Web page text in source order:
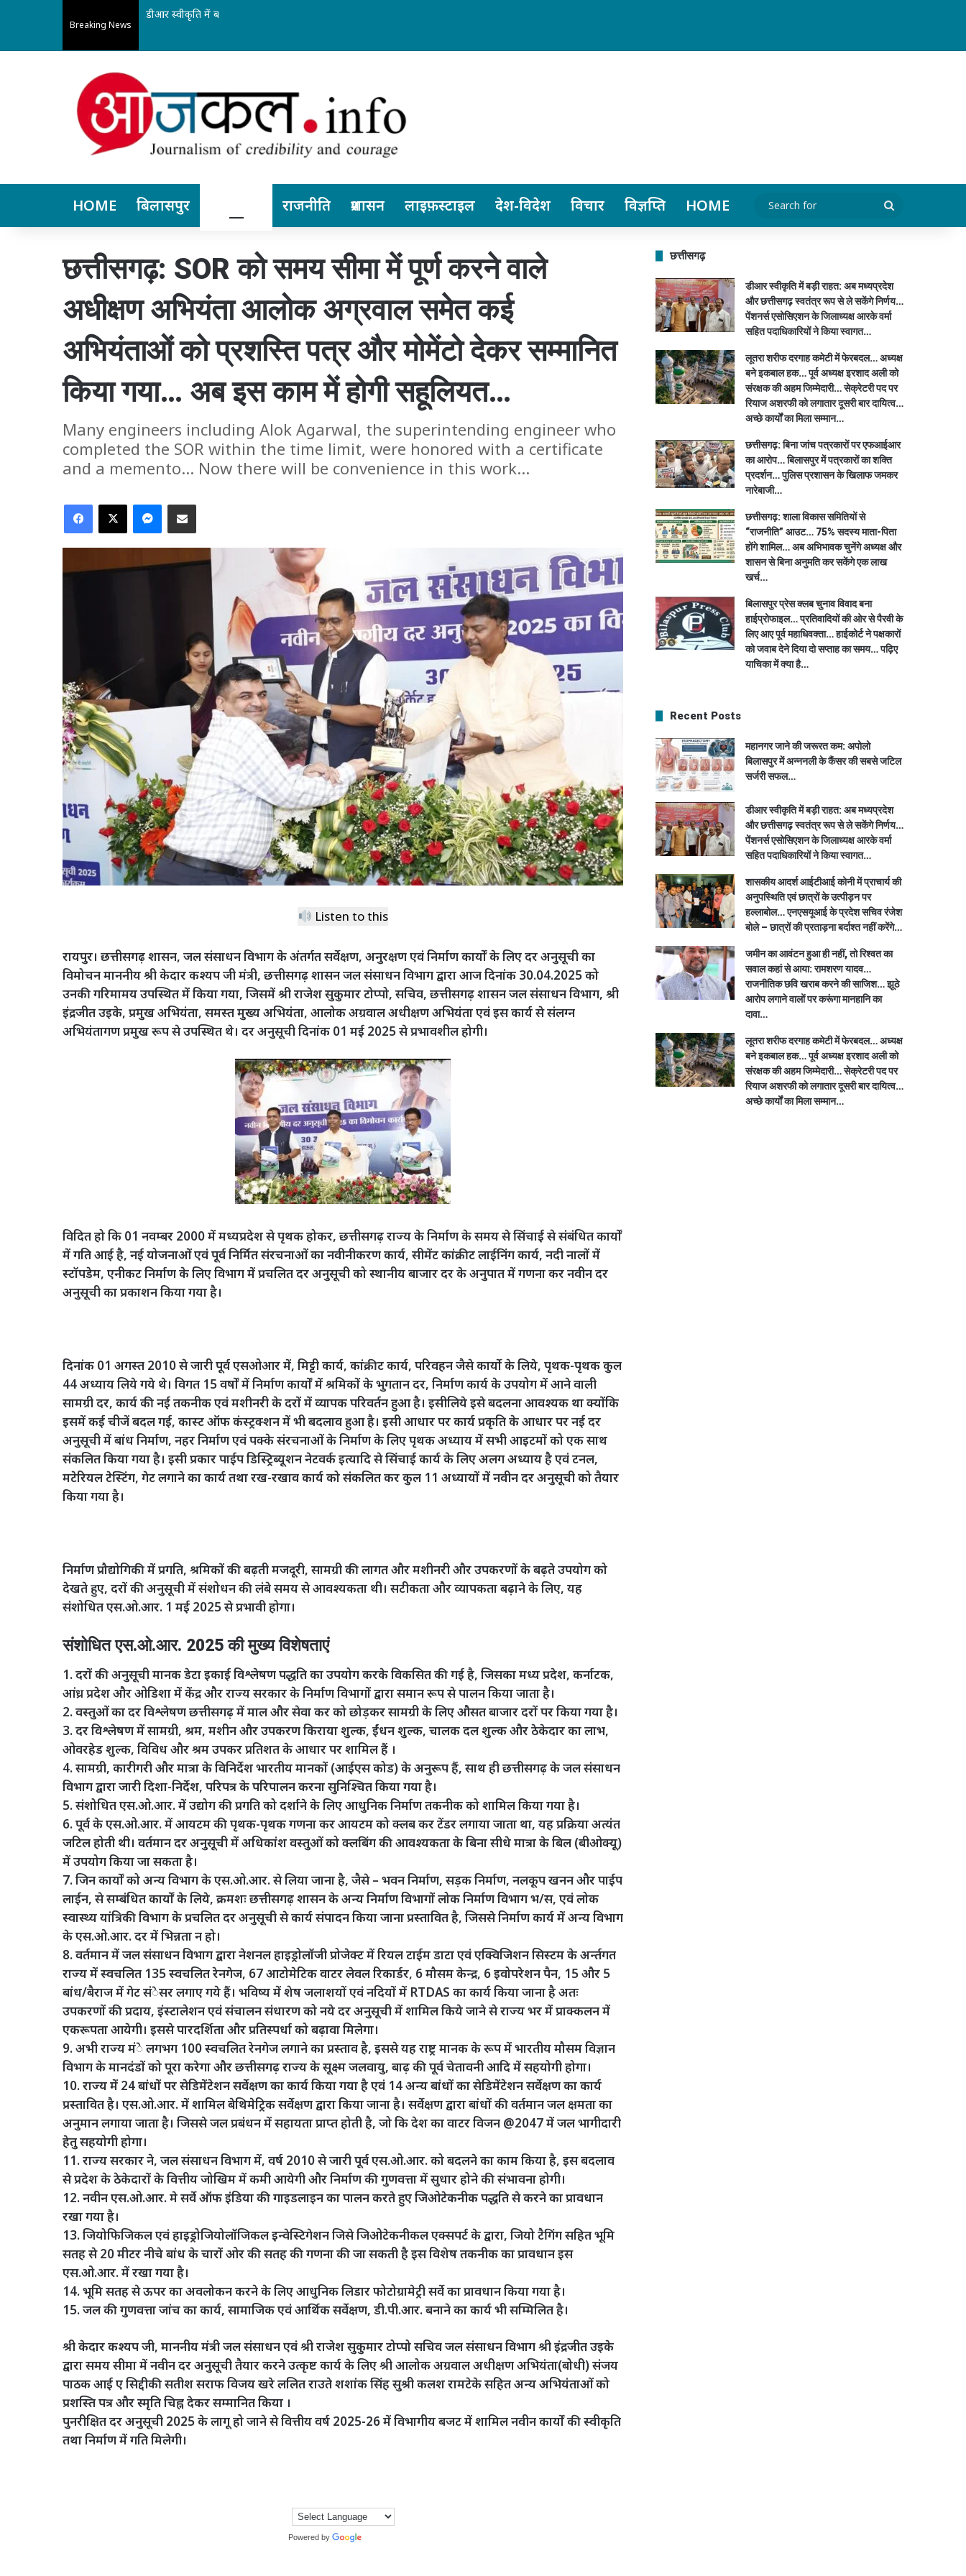
Breaking News
डीआर स्वीकृति में बड़ी राहत: अब मध्यप्रदेश और छत्तीसगढ़ स्वतंत्र रूप से ले सकेंगे निर्णय… पेंशनर्स एसोसिएशन के जिलाध्यक्ष आरके वर्मा सहित पदाधिकारियों ने किया स्वागत…
HOME बिलासपुर राजनीति प्रशासन लाइफ़स्टाइल देश-विदेश विचार विज्ञप्ति HOME
for
छत्तीसगढ़: SOR को समय सीमा में पूर्ण करने वाले
अधीक्षण अभियंता आलोक अग्रवाल समेत कई
अभियंताओं को प्रशस्ति पत्र और मोमेंटो देकर सम्मानित
किया गया… अब इस काम में होगी सहूलियत…
Many engineers including Alok Agarwal, the superintending engineer who
completed the SOR within the time limit, were honored with a certificate
and a memento... Now there will be convenience in this work...
Facebook
X MessengerShare via Email
Listen to this
रायपुर। छत्तीसगढ़ शासन, जल संसाधन विभाग के अंतर्गत सर्वेक्षण, अनुरक्षण एवं निर्माण कार्यों के लिए दर अनुसूची का
विमोचन माननीय श्री केदार कश्यप जी मंत्री, छत्तीसगढ़ शासन जल संसाधन विभाग द्वारा आज दिनांक 30.04.2025 को
उनकी गरिमामय उपस्थित में किया गया, जिसमें श्री राजेश सुकुमार टोप्पो, सचिव, छत्तीसगढ़ शासन जल संसाधन विभाग, श्री
इंद्रजीत उइके, प्रमुख अभियंता, समस्त मुख्य अभियंता, आलोक अग्रवाल अधीक्षण अभियंता एवं इस कार्य से संलग्न
अभियंतागण प्रमुख रूप से उपस्थित थे। दर अनुसूची दिनांक 01 मई 2025 से प्रभावशील होगी।
विदित हो कि 01 नवम्बर 2000 में मध्यप्रदेश से पृथक होकर, छत्तीसगढ़ राज्य के निर्माण के समय से सिंचाई से संबंधित कार्यों
में गति आई है, नई योजनाओं एवं पूर्व निर्मित संरचनाओं का नवीनीकरण कार्य, सीमेंट कांक्रीट लाईनिंग कार्य, नदी नालों में
स्टॉपडेम, एनीकट निर्माण के लिए विभाग में प्रचलित दर अनुसूची को स्थानीय बाजार दर के अनुपात में गणना कर नवीन दर
अनुसूची का प्रकाशन किया गया है।
दिनांक 01 अगस्त 2010 से जारी पूर्व एसओआर में, मिट्टी कार्य, कांक्रीट कार्य, परिवहन जैसे कार्याे के लिये, पृथक-पृथक कुल
44 अध्याय लिये गये थे। विगत 15 वर्षों में निर्माण कार्यों में श्रमिकों के भुगतान दर, निर्माण कार्य के उपयोग में आने वाली
सामग्री दर, कार्य की नई तकनीक एवं मशीनरी के दरों में व्यापक परिवर्तन हुआ है। इसीलिये इसे बदलना आवश्यक था क्योंकि
इसमें कई चीजें बदल गई, कास्ट ऑफ कंस्ट्रक्शन में भी बदलाव हुआ है। इसी आधार पर कार्य प्रकृति के आधार पर नई दर
अनुसूची में बांध निर्माण, नहर निर्माण एवं पक्के संरचनाओं के निर्माण के लिए पृथक अध्याय में सभी आइटमों को एक साथ
संकलित किया गया है। इसी प्रकार पाईप डिस्ट्रिब्यूशन नेटवर्क इत्यादि से सिंचाई कार्य के लिए अलग अध्याय है एवं टनल,
मटेरियल टेस्टिंग, गेट लगाने का कार्य तथा रख-रखाव कार्य को संकलित कर कुल 11 अध्यायों में नवीन दर अनुसूची को तैयार
किया गया है।
निर्माण प्रौद्योगिकी में प्रगति, श्रमिकों की बढ़ती मजदूरी, सामग्री की लागत और मशीनरी और उपकरणों के बढ़ते उपयोग को
देखते हुए, दरों की अनुसूची में संशोधन की लंबे समय से आवश्यकता थी। सटीकता और व्यापकता बढ़ाने के लिए, यह
संशोधित एस.ओ.आर. 1 मई 2025 से प्रभावी होगा।
संशोधित एस.ओ.आर. 2025 की मुख्य विशेषताएं
1. दरों की अनुसूची मानक डेटा इकाई विश्लेषण पद्धति का उपयोग करके विकसित की गई है, जिसका मध्य प्रदेश, कर्नाटक,
आंध्र प्रदेश और ओडिशा में केंद्र और राज्य सरकार के निर्माण विभागों द्वारा समान रूप से पालन किया जाता है।
2. वस्तुओं का दर विश्लेषण छत्तीसगढ़ में माल और सेवा कर को छोड़कर सामग्री के लिए औसत बाजार दरों पर किया गया है।
3. दर विश्लेषण में सामग्री, श्रम, मशीन और उपकरण किराया शुल्क, ईंधन शुल्क, चालक दल शुल्क और ठेकेदार का लाभ,
ओवरहेड शुल्क, विविध और श्रम उपकर प्रतिशत के आधार पर शामिल हैं ।
4. सामग्री, कारीगरी और मात्रा के विनिर्देश भारतीय मानकों (आईएस कोड) के अनुरूप हैं, साथ ही छत्तीसगढ़ के जल संसाधन
विभाग द्वारा जारी दिशा-निर्देश, परिपत्र के परिपालन करना सुनिश्चित किया गया है।
5. संशोधित एस.ओ.आर. में उद्योग की प्रगति को दर्शाने के लिए आधुनिक निर्माण तकनीक को शामिल किया गया है।
6. पूर्व के एस.ओ.आर. में आयटम की पृथक-पृथक गणना कर आयटम को क्लब कर टेंडर लगाया जाता था, यह प्रक्रिया अत्यंत
जटिल होती थी। वर्तमान दर अनुसूची में अधिकांश वस्तुओं को क्लबिंग की आवश्यकता के बिना सीधे मात्रा के बिल (बीओक्यू)
में उपयोग किया जा सकता है।
7. जिन कार्यों को अन्य विभाग के एस.ओ.आर. से लिया जाना है, जैसे – भवन निर्माण, सड़क निर्माण, नलकूप खनन और पाईप
लाईन, से सम्बंधित कार्याें के लिये, क्रमशः छत्तीसगढ़ शासन के अन्य निर्माण विभागों लोक निर्माण विभाग भ/स, एवं लोक
स्वास्थ्य यांत्रिकी विभाग के प्रचलित दर अनुसूची से कार्य संपादन किया जाना प्रस्तावित है, जिससे निर्माण कार्य में अन्य विभाग
के एस.ओ.आर. दर में भिन्नता न हो।
8. वर्तमान में जल संसाधन विभाग द्वारा नेशनल हाइड्रोलॉजी प्रोजेक्ट में रियल टाईम डाटा एवं एक्विजिशन सिस्टम के अर्न्तगत
राज्य में स्वचलित 135 स्वचलित रेनगेज, 67 आटोमेटिक वाटर लेवल रिकार्डर, 6 मौसम केन्द्र, 6 इवोपरेशन पैन, 15 और 5
बांध/बैराज में गेट संेसर लगाए गये हैं। भविष्य में शेष जलाशयों एवं नदियों में RTDAS का कार्य किया जाना है अतः
उपकरणों की प्रदाय, इंस्टालेशन एवं संचालन संधारण को नये दर अनुसूची में शामिल किये जाने से राज्य भर में प्राक्कलन में
एकरूपता आयेगी। इससे पारदर्शिता और प्रतिस्पर्धा को बढ़ावा मिलेगा।
9. अभी राज्य मंे लगभग 100 स्वचलित रेनगेज लगाने का प्रस्ताव है, इससे यह राष्ट्र मानक के रूप में भारतीय मौसम विज्ञान
विभाग के मानदंडों को पूरा करेगा और छत्तीसगढ़ राज्य के सूक्ष्म जलवायु, बाढ़ की पूर्व चेतावनी आदि में सहयोगी होगा।
10. राज्य में 24 बांधों पर सेडिमेंटेशन सर्वेक्षण का कार्य किया गया है एवं 14 अन्य बांधों का सेडिमेंटेशन सर्वेक्षण का कार्य
प्रस्तावित है। एस.ओ.आर. में शामिल बेथिमेट्रिक सर्वेक्षण द्वारा किया जाना है। सर्वेक्षण द्वारा बांधों की वर्तमान जल क्षमता का
अनुमान लगाया जाता है। जिससे जल प्रबंधन में सहायता प्राप्त होती है, जो कि देश का वाटर विजन @2047 में जल भागीदारी
हेतु सहयोगी होगा।
11. राज्य सरकार ने, जल संसाधन विभाग में, वर्ष 2010 से जारी पूर्व एस.ओ.आर. को बदलने का काम किया है, इस बदलाव
से प्रदेश के ठेकेदारों के वित्तीय जोखिम में कमी आयेगी और निर्माण की गुणवत्ता में सुधार होने की संभावना होगी।
12. नवीन एस.ओ.आर. मे सर्वे ऑफ इंडिया की गाइडलाइन का पालन करते हुए जिओटेकनीक पद्धति से करने का प्रावधान
रखा गया है।
13. जियोफिजिकल एवं हाइड्रोजियोलॉजिकल इन्वेस्टिगेशन जिसे जिओटेकनीकल एक्सपर्ट के द्वारा, जियो टैगिंग सहित भूमि
सतह से 20 मीटर नीचे बांध के चारों ओर की सतह की गणना की जा सकती है इस विशेष तकनीक का प्रावधान इस
एस.ओ.आर. में रखा गया है।
14. भूमि सतह से ऊपर का अवलोकन करने के लिए आधुनिक लिडार फोटोग्रामेट्री सर्वे का प्रावधान किया गया है।
15. जल की गुणवत्ता जांच का कार्य, सामाजिक एवं आर्थिक सर्वेक्षण, डी.पी.आर. बनाने का कार्य भी सम्मिलित है।
श्री केदार कश्यप जी, माननीय मंत्री जल संसाधन एवं श्री राजेश सुकुमार टोप्पो सचिव जल संसाधन विभाग श्री इंद्रजीत उइके
द्वारा समय सीमा में नवीन दर अनुसूची तैयार करने उत्कृष्ट कार्य के लिए श्री आलोक अग्रवाल अधीक्षण अभियंता(बोधी) संजय
पाठक आई ए सिद्दीकी सतीश सराफ विजय खरे ललित राउते शशांक सिंह सुश्री कलश रामटेके सहित अन्य अभियंताओं को
प्रशस्ति पत्र और स्मृति चिह्न देकर सम्मानित किया ।
पुनरीक्षित दर अनुसूची 2025 के लागू हो जाने से वित्तीय वर्ष 2025-26 में विभागीय बजट में शामिल नवीन कार्यों की स्वीकृति
तथा निर्माण में गति मिलेगी।
Powered by
छत्तीसगढ़
डीआर स्वीकृति में बड़ी राहत: अब मध्यप्रदेश
और छत्तीसगढ़ स्वतंत्र रूप से ले सकेंगे निर्णय…
पेंशनर्स एसोसिएशन के जिलाध्यक्ष आरके वर्मा
सहित पदाधिकारियों ने किया स्वागत…
लूतरा शरीफ दरगाह कमेटी में फेरबदल… अध्यक्ष
बने इकबाल हक… पूर्व अध्यक्ष इरशाद अली को
संरक्षक की अहम जिम्मेदारी… सेक्रेटरी पद पर
रियाज अशरफी को लगातार दूसरी बार दायित्व…
अच्छे कार्यों का मिला सम्मान…
छत्तीसगढ़: बिना जांच पत्रकारों पर एफआईआर
का आरोप… बिलासपुर में पत्रकारों का शक्ति
प्रदर्शन… पुलिस प्रशासन के खिलाफ जमकर
नारेबाजी…
छत्तीसगढ़: शाला विकास समितियों से
“राजनीति” आउट… 75% सदस्य माता-पिता
होंगे शामिल… अब अभिभावक चुनेंगे अध्यक्ष और
शासन से बिना अनुमति कर सकेंगे एक लाख
खर्च…
बिलासपुर प्रेस क्लब चुनाव विवाद बना
हाईप्रोफाइल… प्रतिवादियों की ओर से पैरवी के
लिए आए पूर्व महाधिवक्ता… हाईकोर्ट ने पक्षकारों
को जवाब देने दिया दो सप्ताह का समय… पढ़िए
याचिका में क्या है…
Recent Posts
महानगर जाने की जरूरत कम: अपोलो
बिलासपुर में अन्ननली के कैंसर की सबसे जटिल
सर्जरी सफल…
डीआर स्वीकृति में बड़ी राहत: अब मध्यप्रदेश
और छत्तीसगढ़ स्वतंत्र रूप से ले सकेंगे निर्णय…
पेंशनर्स एसोसिएशन के जिलाध्यक्ष आरके वर्मा
सहित पदाधिकारियों ने किया स्वागत…
शासकीय आदर्श आईटीआई कोनी में प्राचार्य की
अनुपस्थिति एवं छात्रों के उत्पीड़न पर
हल्लाबोल… एनएसयूआई के प्रदेश सचिव रंजेश
बोले – छात्रों की प्रताड़ना बर्दाश्त नहीं करेंगे…
जमीन का आवंटन हुआ ही नहीं, तो रिश्वत का
सवाल कहां से आया: रामशरण यादव…
राजनीतिक छवि खराब करने की साजिश… झूठे
आरोप लगाने वालों पर करूंगा मानहानि का
दावा…
लूतरा शरीफ दरगाह कमेटी में फेरबदल… अध्यक्ष
बने इकबाल हक… पूर्व अध्यक्ष इरशाद अली को
संरक्षक की अहम जिम्मेदारी… सेक्रेटरी पद पर
रियाज अशरफी को लगातार दूसरी बार दायित्व…
अच्छे कार्यों का मिला सम्मान…